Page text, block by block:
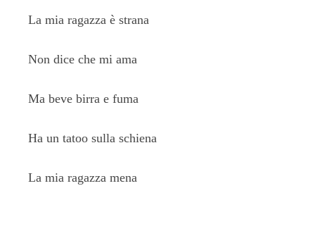
La mia ragazza è strana
Non dice che mi ama
Ma beve birra e fuma
Ha un tatoo sulla schiena
La mia ragazza mena